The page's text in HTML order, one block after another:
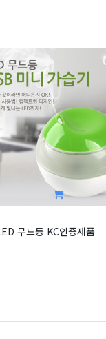
무드등 KC인증제품